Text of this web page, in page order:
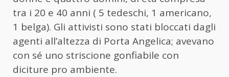
tra i 20 e 40 anni ( 5 tedeschi, 1 americano,
1 belga). Gli attivisti sono stati bloccati dagli
agenti all’altezza di Porta Angelica; avevano
con sé uno striscione gonfiabile con
diciture pro ambiente.